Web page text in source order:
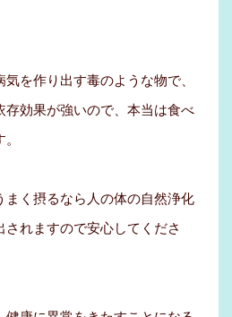
を作り出す毒のような物で、
存効果が強いので、本当は食べ
まく摂るなら人の体の自然浄化
れますので安心してくださ